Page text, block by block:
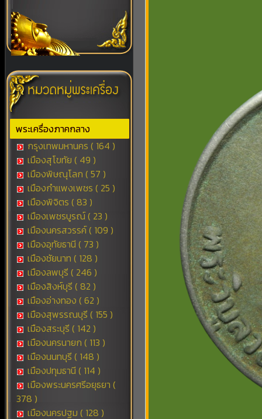
พระเครื่องภาคกลาง
กรุงเทพมหานคร ( 164 )
เมืองสุโขทัย ( 49 )
เมืองพิษณุโลก ( 57 )
เมืองกำแพงเพชร ( 25 )
เมืองพิจิตร ( 83 )
เมืองเพชรบูรณ์ ( 23 )
เมืองนครสวรรค์ ( 109 )
เมืองอุทัยธานี ( 73 )
เมืองชัยนาท ( 128 )
เมืองลพบุรี ( 246 )
เมืองสิงห์บุรี ( 82 )
เมืองอ่างทอง ( 62 )
เมืองสุพรรณบุรี ( 155 )
เมืองสระบุรี ( 142 )
เมืองนครนายก ( 113 )
เมืองนนทบุรี ( 148 )
เมืองปทุมธานี ( 114 )
เมืองพระนครศรีอยุธยา (
378 )
เมืองนครปฐม ( 128 )